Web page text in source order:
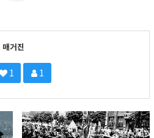
매거진
1 1